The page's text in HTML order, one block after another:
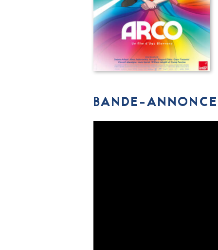
BANDE-ANNONCE